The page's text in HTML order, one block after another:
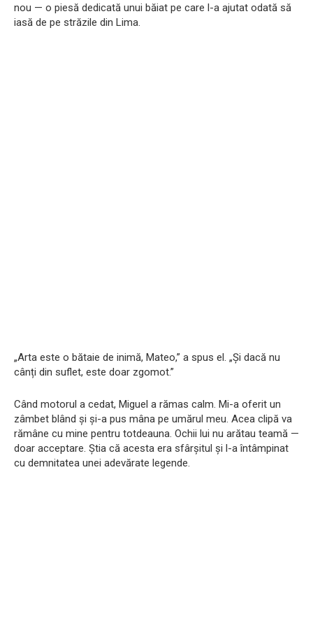
nou — o piesă dedicată unui băiat pe care l-a ajutat odată să
iasă de pe străzile din Lima.​
„Arta este o bătaie de inimă, Mateo,” a spus el. „Și dacă nu
cânți din suflet, este doar zgomot.”​
Când motorul a cedat, Miguel a rămas calm. Mi-a oferit un
zâmbet blând și și-a pus mâna pe umărul meu. Acea clipă va
rămâne cu mine pentru totdeauna. Ochii lui nu arătau teamă —
doar acceptare. Știa că acesta era sfârșitul și l-a întâmpinat
cu demnitatea unei adevărate legende.​